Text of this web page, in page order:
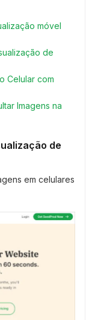
móvel
de
Celular com
Imagens na
de
em celulares